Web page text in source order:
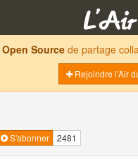
Open Source de partage
Rejoindre l'Air
S'abonner 2481